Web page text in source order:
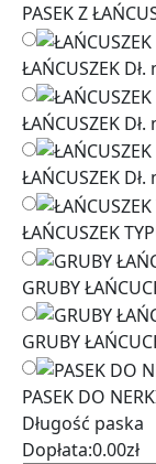
PASEK Z
ŁAŃCUSZEK
ŁAŃCUSZEK
ŁAŃCUSZEK
ŁAŃCUSZEK
GRUBY
GRUBY
PASEK DO
Długość paska
Dopłata:0.00zł